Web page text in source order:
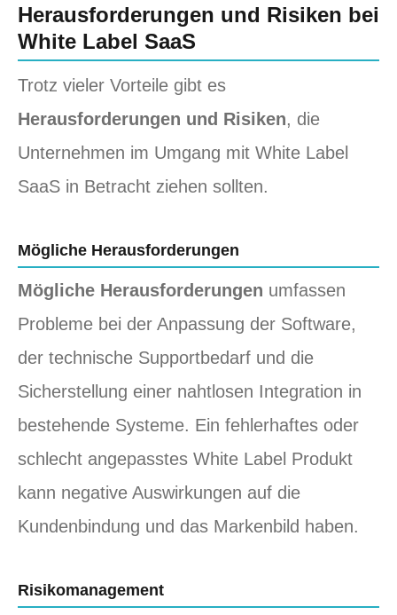
Herausforderungen und Risiken bei
White Label SaaS
Trotz vieler Vorteile gibt es
Herausforderungen und Risiken, die
Unternehmen im Umgang mit White Label
SaaS in Betracht ziehen sollten.
Mögliche Herausforderungen
Mögliche Herausforderungen umfassen
Probleme bei der Anpassung der Software,
der technische Supportbedarf und die
Sicherstellung einer nahtlosen Integration in
bestehende Systeme. Ein fehlerhaftes oder
schlecht angepasstes White Label Produkt
kann negative Auswirkungen auf die
Kundenbindung und das Markenbild haben.
Risikomanagement